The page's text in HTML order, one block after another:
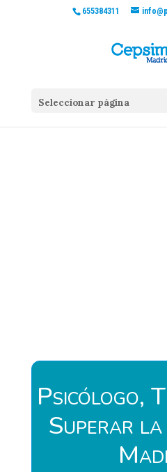
655384311
Seleccionar página
Psicólogo,
Superar la